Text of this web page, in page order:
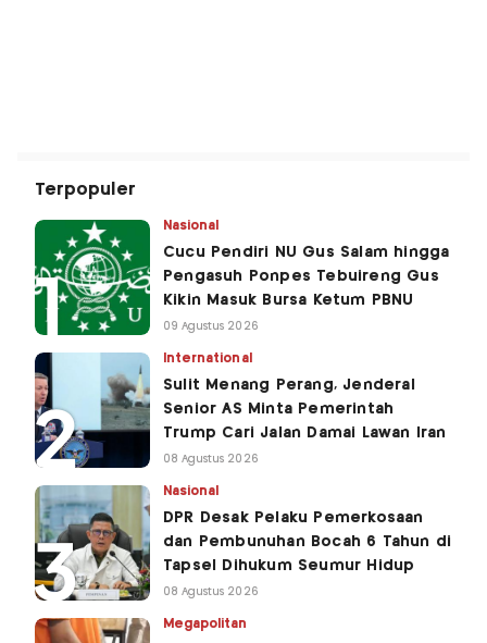
Terpopuler
Nasional
Cucu Pendiri NU Gus Salam hingga
Pengasuh Ponpes Tebuireng Gus
Kikin Masuk Bursa Ketum PBNU
09 Agustus 2026
International
Sulit Menang Perang, Jenderal
Senior AS Minta Pemerintah
Trump Cari Jalan Damai Lawan Iran
08 Agustus 2026
Nasional
DPR Desak Pelaku Pemerkosaan
dan Pembunuhan Bocah 6 Tahun di
Tapsel Dihukum Seumur Hidup
08 Agustus 2026
Megapolitan